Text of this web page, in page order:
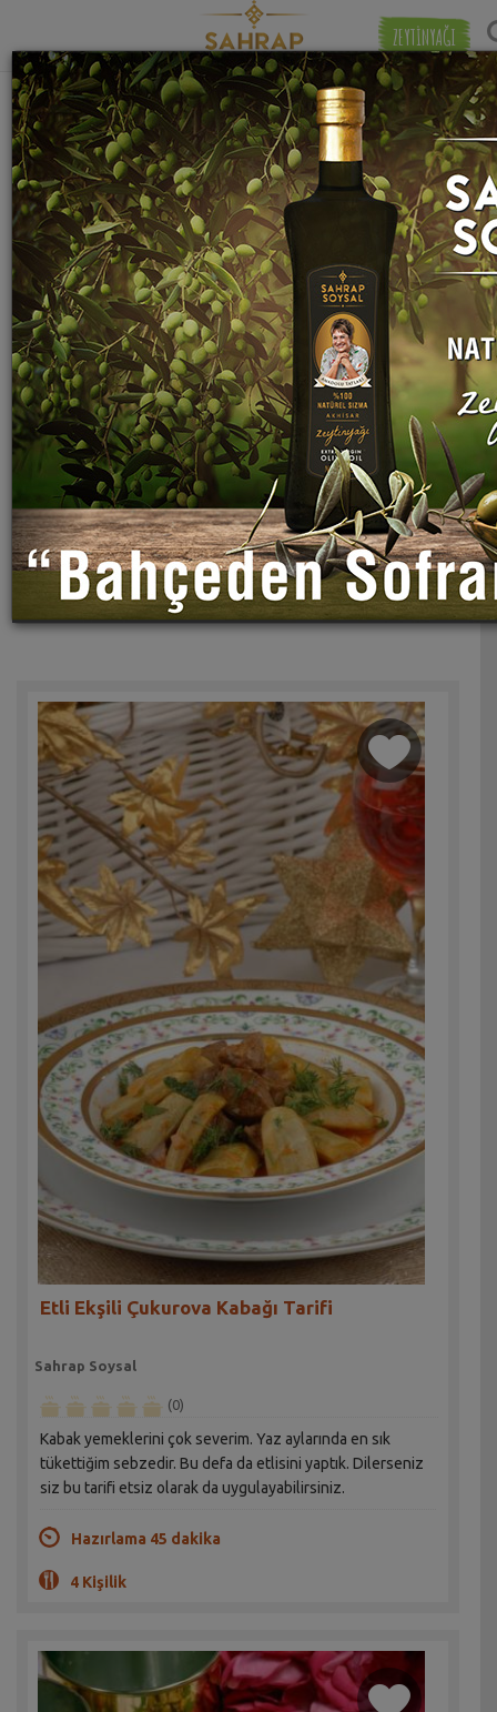
ZEYTİNYAĞI
"kuşbaşı kuzu eti " etiketiyle eşleşen (11)
tarif bulundu.
Eşleşmeye
Etli Ekşili Çukurova Kabağı Tarifi
Sahrap Soysal
(0)
Kabak yemeklerini çok severim. Yaz aylarında en sık
tükettiğim sebzedir. Bu defa da etlisini yaptık. Dilerseniz
siz bu tarifi etsiz olarak da uygulayabilirsiniz.
Hazırlama 45 dakika
4 Kişilik